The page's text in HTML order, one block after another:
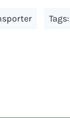
Tags: